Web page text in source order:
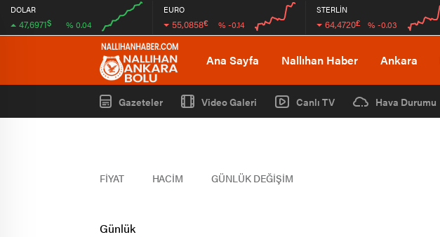
DOLAR
47,6971$ % 0.04
00:00 00:00
EURO
55,0858€ % -0.14
STERLİN
64,4720£ % -0.03
Ana Sayfa Nallıhan Haber Ankara
Gazeteler Video Galeri Canlı TV Hava Durumu
FİYAT HACİM GÜNLÜK DEĞİŞİM
Günlük